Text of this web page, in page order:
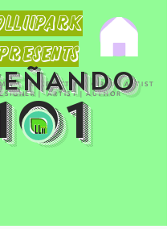
| VOICE ACTOR | CIRCUS ARTIST
| ARTIST | AUTHOR